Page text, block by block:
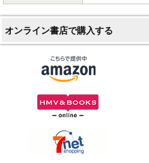
オンライン書店で購入する